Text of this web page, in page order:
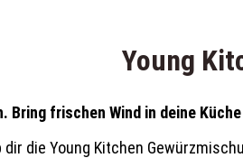
Young
Bring frischen Wind in deine
die Young Kitchen